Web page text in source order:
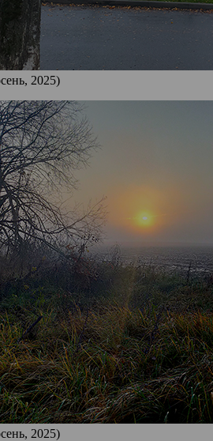
2025)
2025)